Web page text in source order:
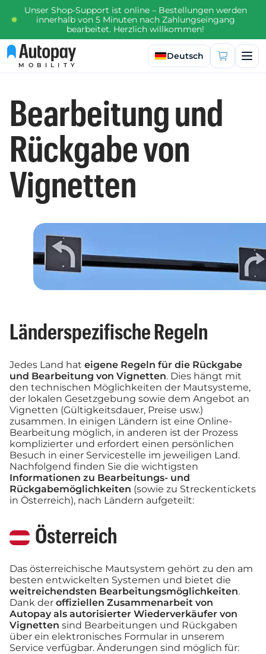
Unser Shop-Support ist online – Bestellungen werden
innerhalb von 5 Minuten nach Zahlungseingang
bearbeitet. Herzlich willkommen!
MOBILITY
Sprache auswählen
Deutsch
Bearbeitung und
Rückgabe von
Vignetten
Länderspezifische Regeln
Jedes Land hat eigene Regeln für die Rückgabe
und Bearbeitung von Vignetten. Dies hängt mit
den technischen Möglichkeiten der Mautsysteme,
der lokalen Gesetzgebung sowie dem Angebot an
Vignetten (Gültigkeitsdauer, Preise usw.)
zusammen. In einigen Ländern ist eine Online-
Bearbeitung möglich, in anderen ist der Prozess
komplizierter und erfordert einen persönlichen
Besuch in einer Servicestelle im jeweiligen Land.
Nachfolgend finden Sie die wichtigsten
Informationen zu Bearbeitungs- und
Rückgabemöglichkeiten (sowie zu Streckentickets
in Österreich), nach Ländern aufgeteilt:
Österreich
Das österreichische Mautsystem gehört zu den am
besten entwickelten Systemen und bietet die
weitreichendsten Bearbeitungsmöglichkeiten.
Dank der offiziellen Zusammenarbeit von
Autopay als autorisierter Wiederverkäufer von
Vignetten sind Bearbeitungen und Rückgaben
über ein elektronisches Formular in unserem
Service verfügbar. Änderungen sind möglich für: